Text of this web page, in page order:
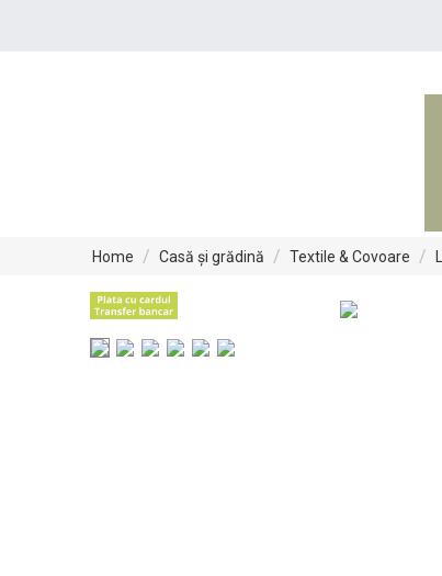
Home / Casă și grădină / Textile & Covoare /